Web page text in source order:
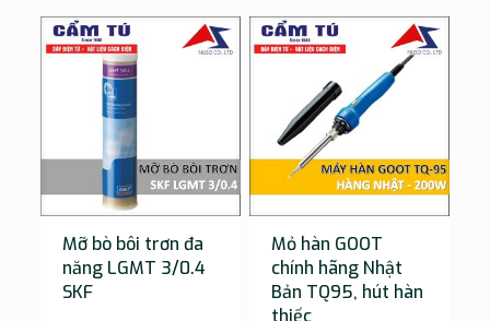
Mỡ bò bôi trơn đa
năng LGMT 3/0.4
SKF
Mỏ hàn GOOT
chính hãng Nhật
Bản TQ95, hút hàn